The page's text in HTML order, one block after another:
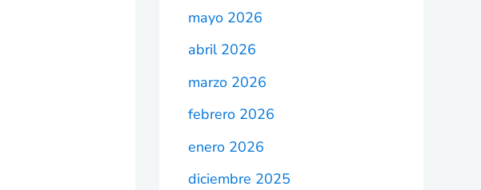
mayo 2026
abril 2026
marzo 2026
febrero 2026
enero 2026
diciembre 2025